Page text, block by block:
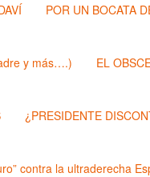
POR UN BOCATA
y más….) EL
¿PRESIDENTE
contra la ultraderecha